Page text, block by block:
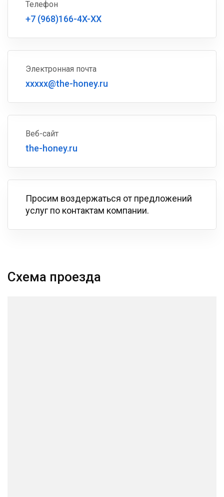
Телефон
+7 (968)166-4X-XX
Электронная почта
xxxxx@the-honey.ru
Веб-сайт
the-honey.ru
Просим воздержаться от предложений
услуг по контактам компании.
Схема проезда